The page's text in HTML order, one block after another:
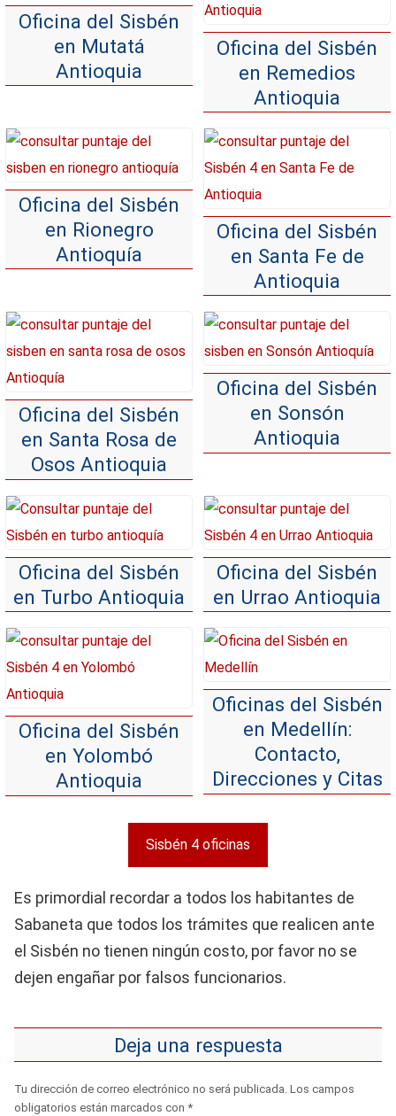
Oficina del Sisbén
en Mutatá
Antioquia
Oficina del Sisbén
en Remedios
Antioquia
Oficina del Sisbén
en Rionegro
Antioquía
Oficina del Sisbén
en Santa Fe de
Antioquia
Oficina del Sisbén
en Santa Rosa de
Osos Antioquia
Oficina del Sisbén
en Sonsón
Antioquia
Oficina del Sisbén
en Turbo Antioquia
Oficina del Sisbén
en Urrao Antioquia
Oficina del Sisbén
en Yolombó
Antioquia
Oficinas del Sisbén
en Medellín:
Contacto,
Direcciones y Citas
Sisbén 4 oficinas
Es primordial recordar a todos los habitantes de
Sabaneta que todos los trámites que realicen ante
el Sisbén no tienen ningún costo, por favor no se
dejen engañar por falsos funcionarios.
Deja una respuesta
Tu dirección de correo electrónico no será publicada. Los campos
obligatorios están marcados con *